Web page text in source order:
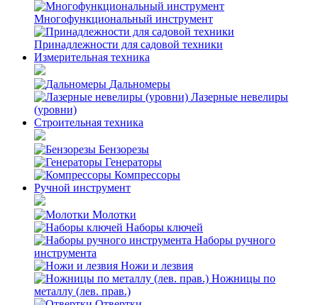
Многофункциональный инструмент
Принадлежности для садовой техники
Измерительная техника
Дальномеры
Лазерные невелиры
(уровни)
Строительная техника
Бензорезы
Генераторы
Компрессоры
Ручной инструмент
Молотки
Наборы ключей
Наборы ручного
инструмента
Ножи и лезвия
Ножницы по
металлу (лев. прав.)